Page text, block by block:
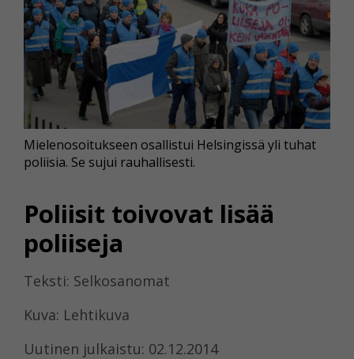
Poliisit toivovat lisää
poliiseja
Teksti: Selkosanomat
Kuva: Lehtikuva
Uutinen julkaistu: 02.12.2014
Mielenosoitukseen osallistui Helsingissä yli tuhat
poliisia. Se sujui rauhallisesti.